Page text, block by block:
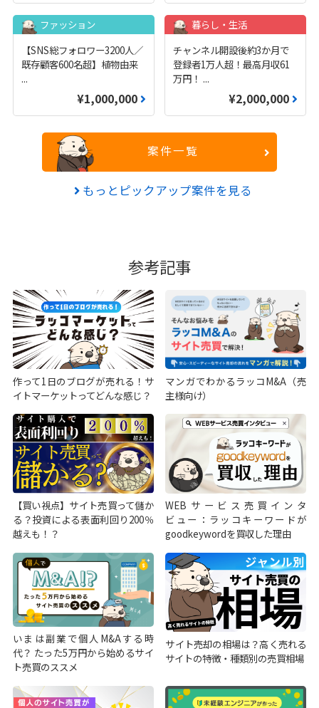
ファッション
【SNS総フォロワー3200人／
既存顧客600名超】植物由来
...
¥1,000,000
暮らし・生活
チャンネル開設後約3か月で
登録者1万人超！最高月収61
万円！ ...
¥2,000,000
案件一覧
もっとピックアップ案件を見る
参考記事
作って1日のブログが売れる！サ
イトマーケットってどんな感じ？
マンガでわかるラッコM&A（売
主様向け）
【買い視点】サイト売買って儲か
る？投資による表面利回り200％
越えも！？
WEBサービス売買インタ
ビュー：ラッコキーワードが
goodkeywordを買収した理由
いまは副業で個人M&Aする時
代？ たった5万円から始めるサイ
ト売買のススメ
サイト売却の相場は？高く売れる
サイトの特徴・種類別の売買相場